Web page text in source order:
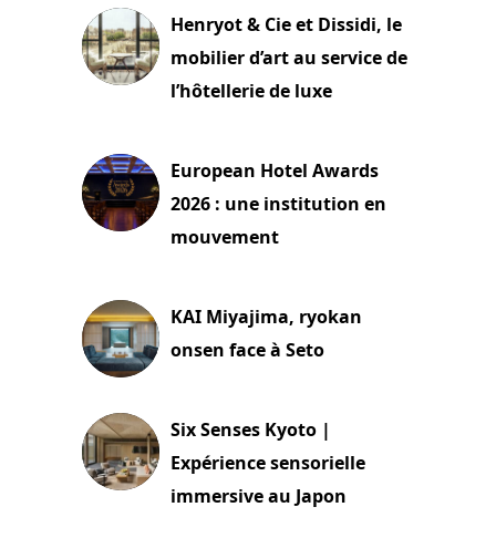
Henryot & Cie et Dissidi, le
mobilier d’art au service de
l’hôtellerie de luxe
European Hotel Awards
2026 : une institution en
mouvement
KAI Miyajima, ryokan
onsen face à Seto
Six Senses Kyoto |
Expérience sensorielle
immersive au Japon